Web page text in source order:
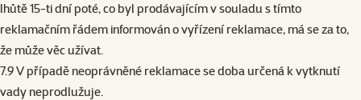
lhůtě 15-ti dní poté, co byl prodávajícím v souladu s tímto
reklamačním řádem informován o vyřízení reklamace, má se za to,
že může věc užívat.
7.9 V případě neoprávněné reklamace se doba určená k vytknutí
vady neprodlužuje.